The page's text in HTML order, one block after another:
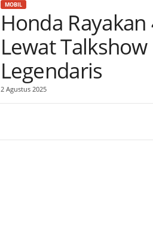
MOBIL
Honda
Lewat
Legendaris
2 Agustus 2025